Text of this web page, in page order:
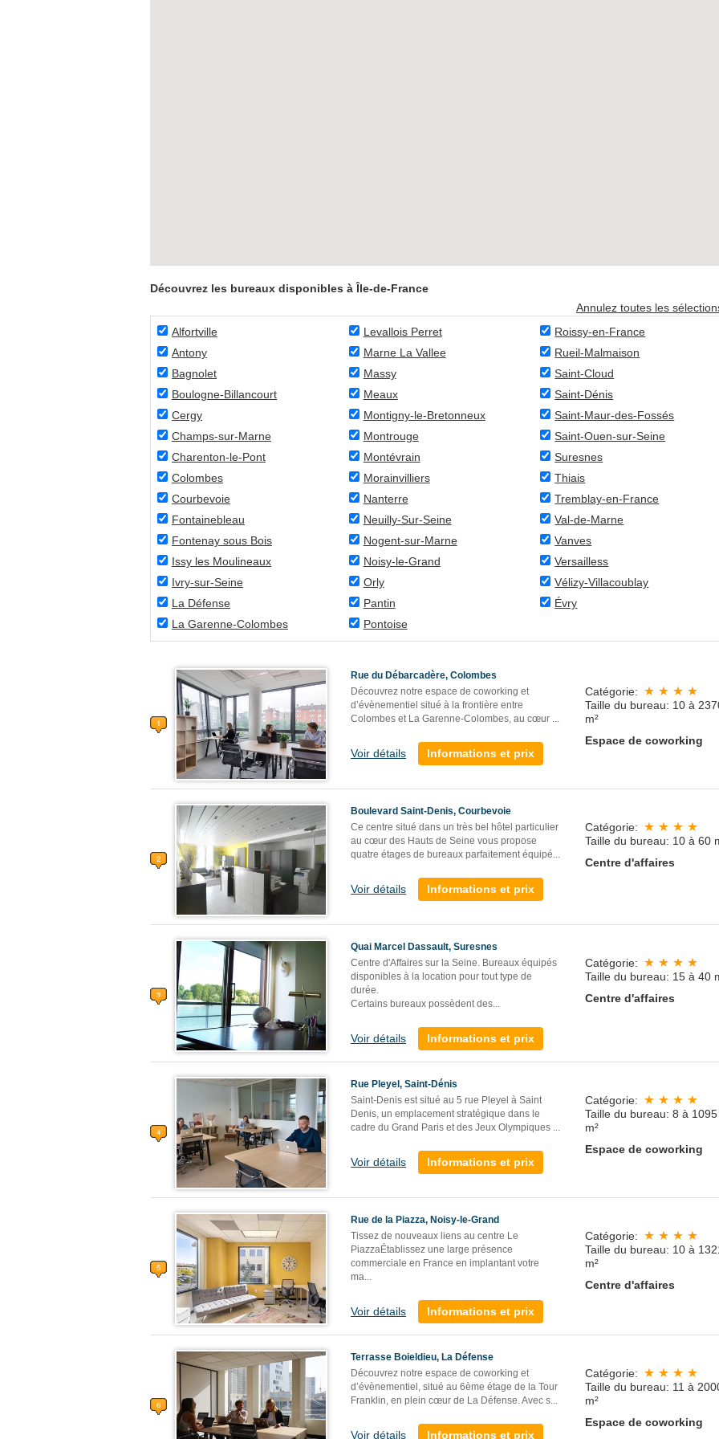
Découvrez les bureaux disponibles à Île-de-France
Annulez toutes les
Alfortville
Antony
Bagnolet
Boulogne-Billancourt
Cergy
Champs-sur-Marne
Charenton-le-Pont
Colombes
Courbevoie
Fontainebleau
Fontenay sous Bois
Issy les Moulineaux
Ivry-sur-Seine
La Défense
La Garenne-Colombes
Levallois Perret
Marne La Vallee
Massy
Meaux
Montigny-le-Bretonneux
Montrouge
Montévrain
Morainvilliers
Nanterre
Neuilly-Sur-Seine
Nogent-sur-Marne
Noisy-le-Grand
Orly
Pantin
Pontoise
Roissy-en-France
Rueil-Malmaison
Saint-Cloud
Saint-Dénis
Saint-Maur-des-Fossés
Saint-Ouen-sur-Seine
Suresnes
Thiais
Tremblay-en-France
Val-de-Marne
Vanves
Versailless
Vélizy-Villacoublay
Évry
Rue du Débarcadère, Colombes
Découvrez notre espace de coworking et
d’évènementiel situé à la frontière entre
Colombes et La Garenne-Colombes, au cœur ...
Voir détails Informations et prix
Catégorie:
Taille du bureau: 10 à
m²
Espace de coworking
Boulevard Saint-Denis, Courbevoie
Ce centre situé dans un très bel hôtel particulier
au cœur des Hauts de Seine vous propose
quatre étages de bureaux parfaitement équipé...
Voir détails Informations et prix
Catégorie:
Taille du bureau: 10 à 60
Centre d'affaires
Quai Marcel Dassault, Suresnes
Centre d'Affaires sur la Seine. Bureaux équipés
disponibles à la location pour tout type de
durée.
Certains bureaux possèdent des...
Voir détails Informations et prix
Catégorie:
Taille du bureau: 15 à 40
Centre d'affaires
Rue Pleyel, Saint-Dénis
Saint-Denis est situé au 5 rue Pleyel à Saint
Denis, un emplacement stratégique dans le
cadre du Grand Paris et des Jeux Olympiques ...
Voir détails Informations et prix
Catégorie:
Taille du bureau: 8 à 1095
m²
Espace de coworking
Rue de la Piazza, Noisy-le-Grand
Tissez de nouveaux liens au centre Le
PiazzaÉtablissez une large présence
commerciale en France en implantant votre
ma...
Voir détails Informations et prix
Catégorie:
Taille du bureau: 10 à
m²
Centre d'affaires
Terrasse Boieldieu, La Défense
Découvrez notre espace de coworking et
d’évènementiel, situé au 6ème étage de la Tour
Franklin, en plein cœur de La Défense. Avec s...
Voir détails Informations et prix
Catégorie:
Taille du bureau: 11 à
m²
Espace de coworking